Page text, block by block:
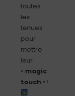
toutes
les
tenues
pour
mettre
leur
« magic
touch » !